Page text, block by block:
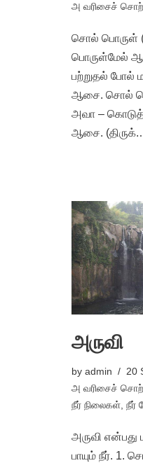
அ வரிசைச்
சொல் பொருள்
பொருள்மேல்
பற்றுதல் போல்
ஆசை. சொல்
அவா –
ஆசை.
அருவி
by admin
20
அ வரிசைச்
நீர் நிலைகள் நீர்
அருவி
பாயும் நீர். 1.